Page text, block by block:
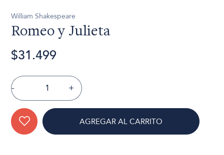
William Shakespeare
Romeo y Julieta
$31.499
- +
AGREGAR AL CARRITO